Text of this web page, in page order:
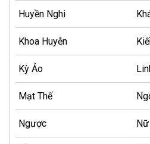
Huyền Nghi
Khoa Huyễn
Kỳ Ảo
Mạt Thế
Ngược